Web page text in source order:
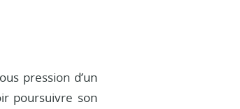
pression d’un
poursuivre son